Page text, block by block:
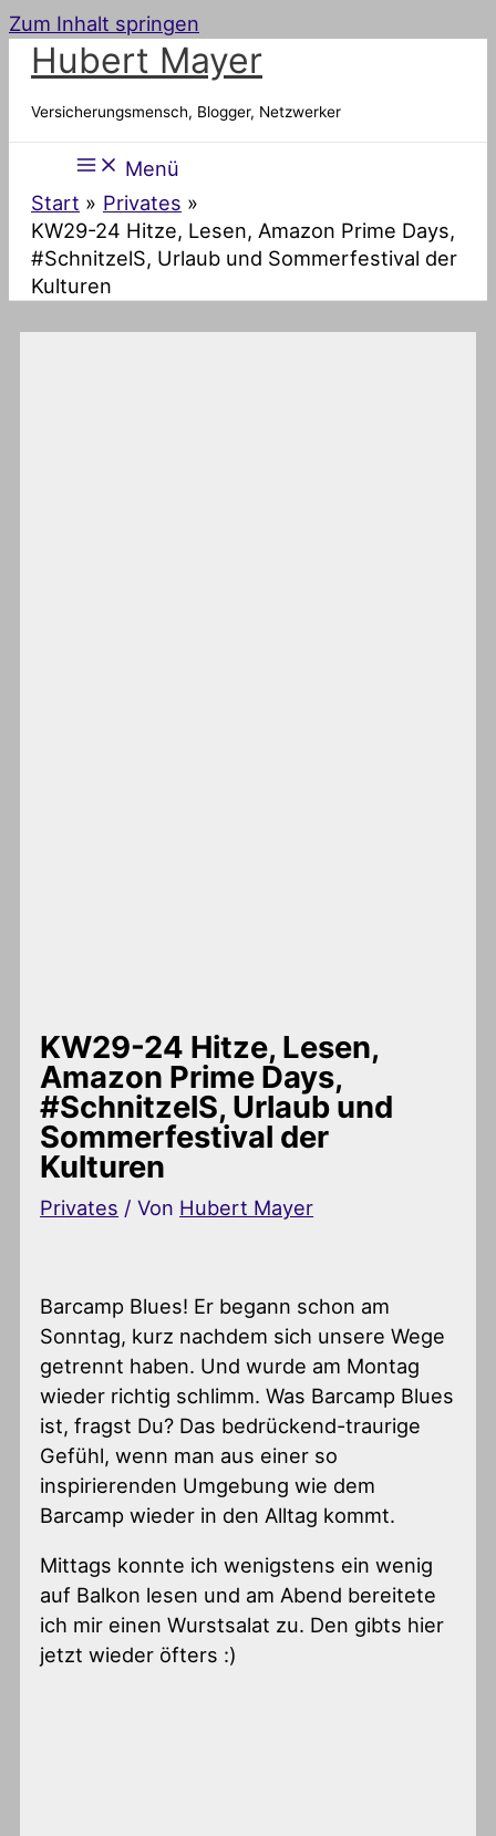
Zum Inhalt springen
Hubert Mayer
Versicherungsmensch, Blogger, Netzwerker
Menü
Start
Privates
KW29-24 Hitze, Lesen, Amazon Prime Days,
#SchnitzelS, Urlaub und Sommerfestival der
Kulturen
KW29-24 Hitze, Lesen,
Amazon Prime Days,
#SchnitzelS, Urlaub und
Sommerfestival der
Kulturen
Privates / Von Hubert Mayer
Barcamp Blues! Er begann schon am
Sonntag, kurz nachdem sich unsere Wege
getrennt haben. Und wurde am Montag
wieder richtig schlimm. Was Barcamp Blues
ist, fragst Du? Das bedrückend-traurige
Gefühl, wenn man aus einer so
inspirierenden Umgebung wie dem
Barcamp wieder in den Alltag kommt.
Mittags konnte ich wenigstens ein wenig
auf Balkon lesen und am Abend bereitete
ich mir einen Wurstsalat zu. Den gibts hier
jetzt wieder öfters :)